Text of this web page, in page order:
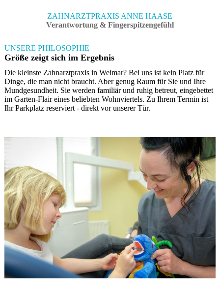
ZAHNARZTPRAXIS ANNE HAASE
Verantwortung & Fingerspitzengefühl
UNSERE PHILOSOPHIE
Größe zeigt sich im Ergebnis
Die kleinste Zahnarztpraxis in Weimar? Bei uns ist kein Platz für
Dinge, die man nicht braucht. Aber genug Raum für Sie und Ihre
Mundgesundheit. Sie werden familiär und ruhig betreut, eingebettet
im Garten-Flair eines beliebten Wohnviertels. Zu Ihrem Termin ist
Ihr Parkplatz reserviert - direkt vor unserer Tür.